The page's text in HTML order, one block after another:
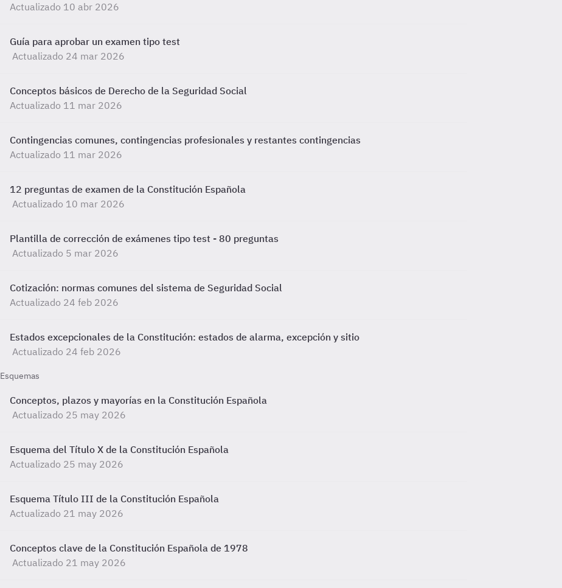
Actualizado 10 abr 2026
Guía para aprobar un examen tipo test
Actualizado 24 mar 2026
Conceptos básicos de Derecho de la Seguridad Social
Actualizado 11 mar 2026
Contingencias comunes, contingencias profesionales y restantes contingencias
Actualizado 11 mar 2026
12 preguntas de examen de la Constitución Española
Actualizado 10 mar 2026
Plantilla de corrección de exámenes tipo test - 80 preguntas
Actualizado 5 mar 2026
Cotización: normas comunes del sistema de Seguridad Social
Actualizado 24 feb 2026
Estados excepcionales de la Constitución: estados de alarma, excepción y sitio
Actualizado 24 feb 2026
Esquemas
Conceptos, plazos y mayorías en la Constitución Española
Actualizado 25 may 2026
Esquema del Título X de la Constitución Española
Actualizado 25 may 2026
Esquema Título III de la Constitución Española
Actualizado 21 may 2026
Conceptos clave de la Constitución Española de 1978
Actualizado 21 may 2026